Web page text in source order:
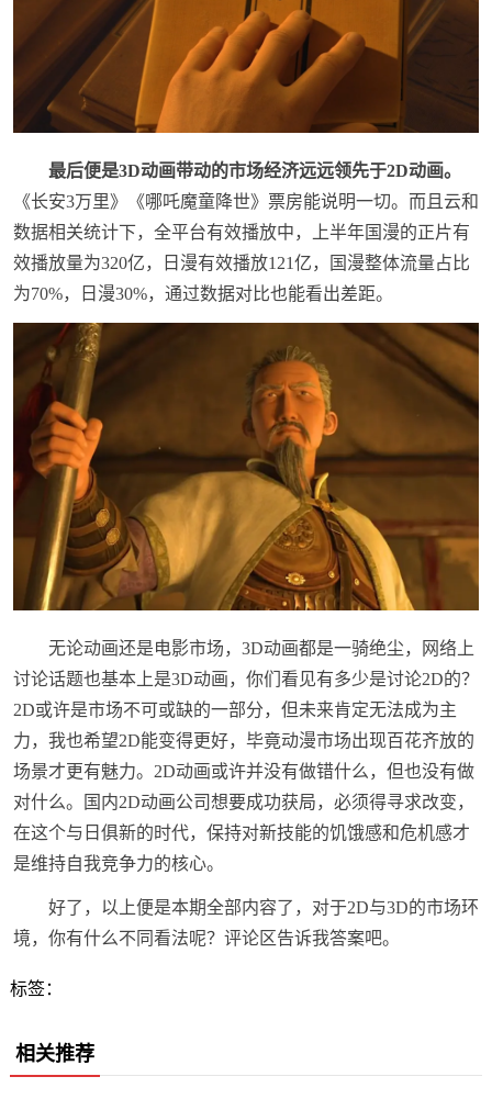
最后便是3D动画带动的市场经济远远领先于2D动画。
《长安3万里》《哪吒魔童降世》票房能说明一切。而且云和
数据相关统计下，全平台有效播放中，上半年国漫的正片有
效播放量为320亿，日漫有效播放121亿，国漫整体流量占比
为70%，日漫30%，通过数据对比也能看出差距。
无论动画还是电影市场，3D动画都是一骑绝尘，网络上
讨论话题也基本上是3D动画，你们看见有多少是讨论2D的？
2D或许是市场不可或缺的一部分，但未来肯定无法成为主
力，我也希望2D能变得更好，毕竟动漫市场出现百花齐放的
场景才更有魅力。2D动画或许并没有做错什么，但也没有做
对什么。国内2D动画公司想要成功获局，必须得寻求改变，
在这个与日俱新的时代，保持对新技能的饥饿感和危机感才
是维持自我竞争力的核心。
好了，以上便是本期全部内容了，对于2D与3D的市场环
境，你有什么不同看法呢？评论区告诉我答案吧。
标签：
相关推荐